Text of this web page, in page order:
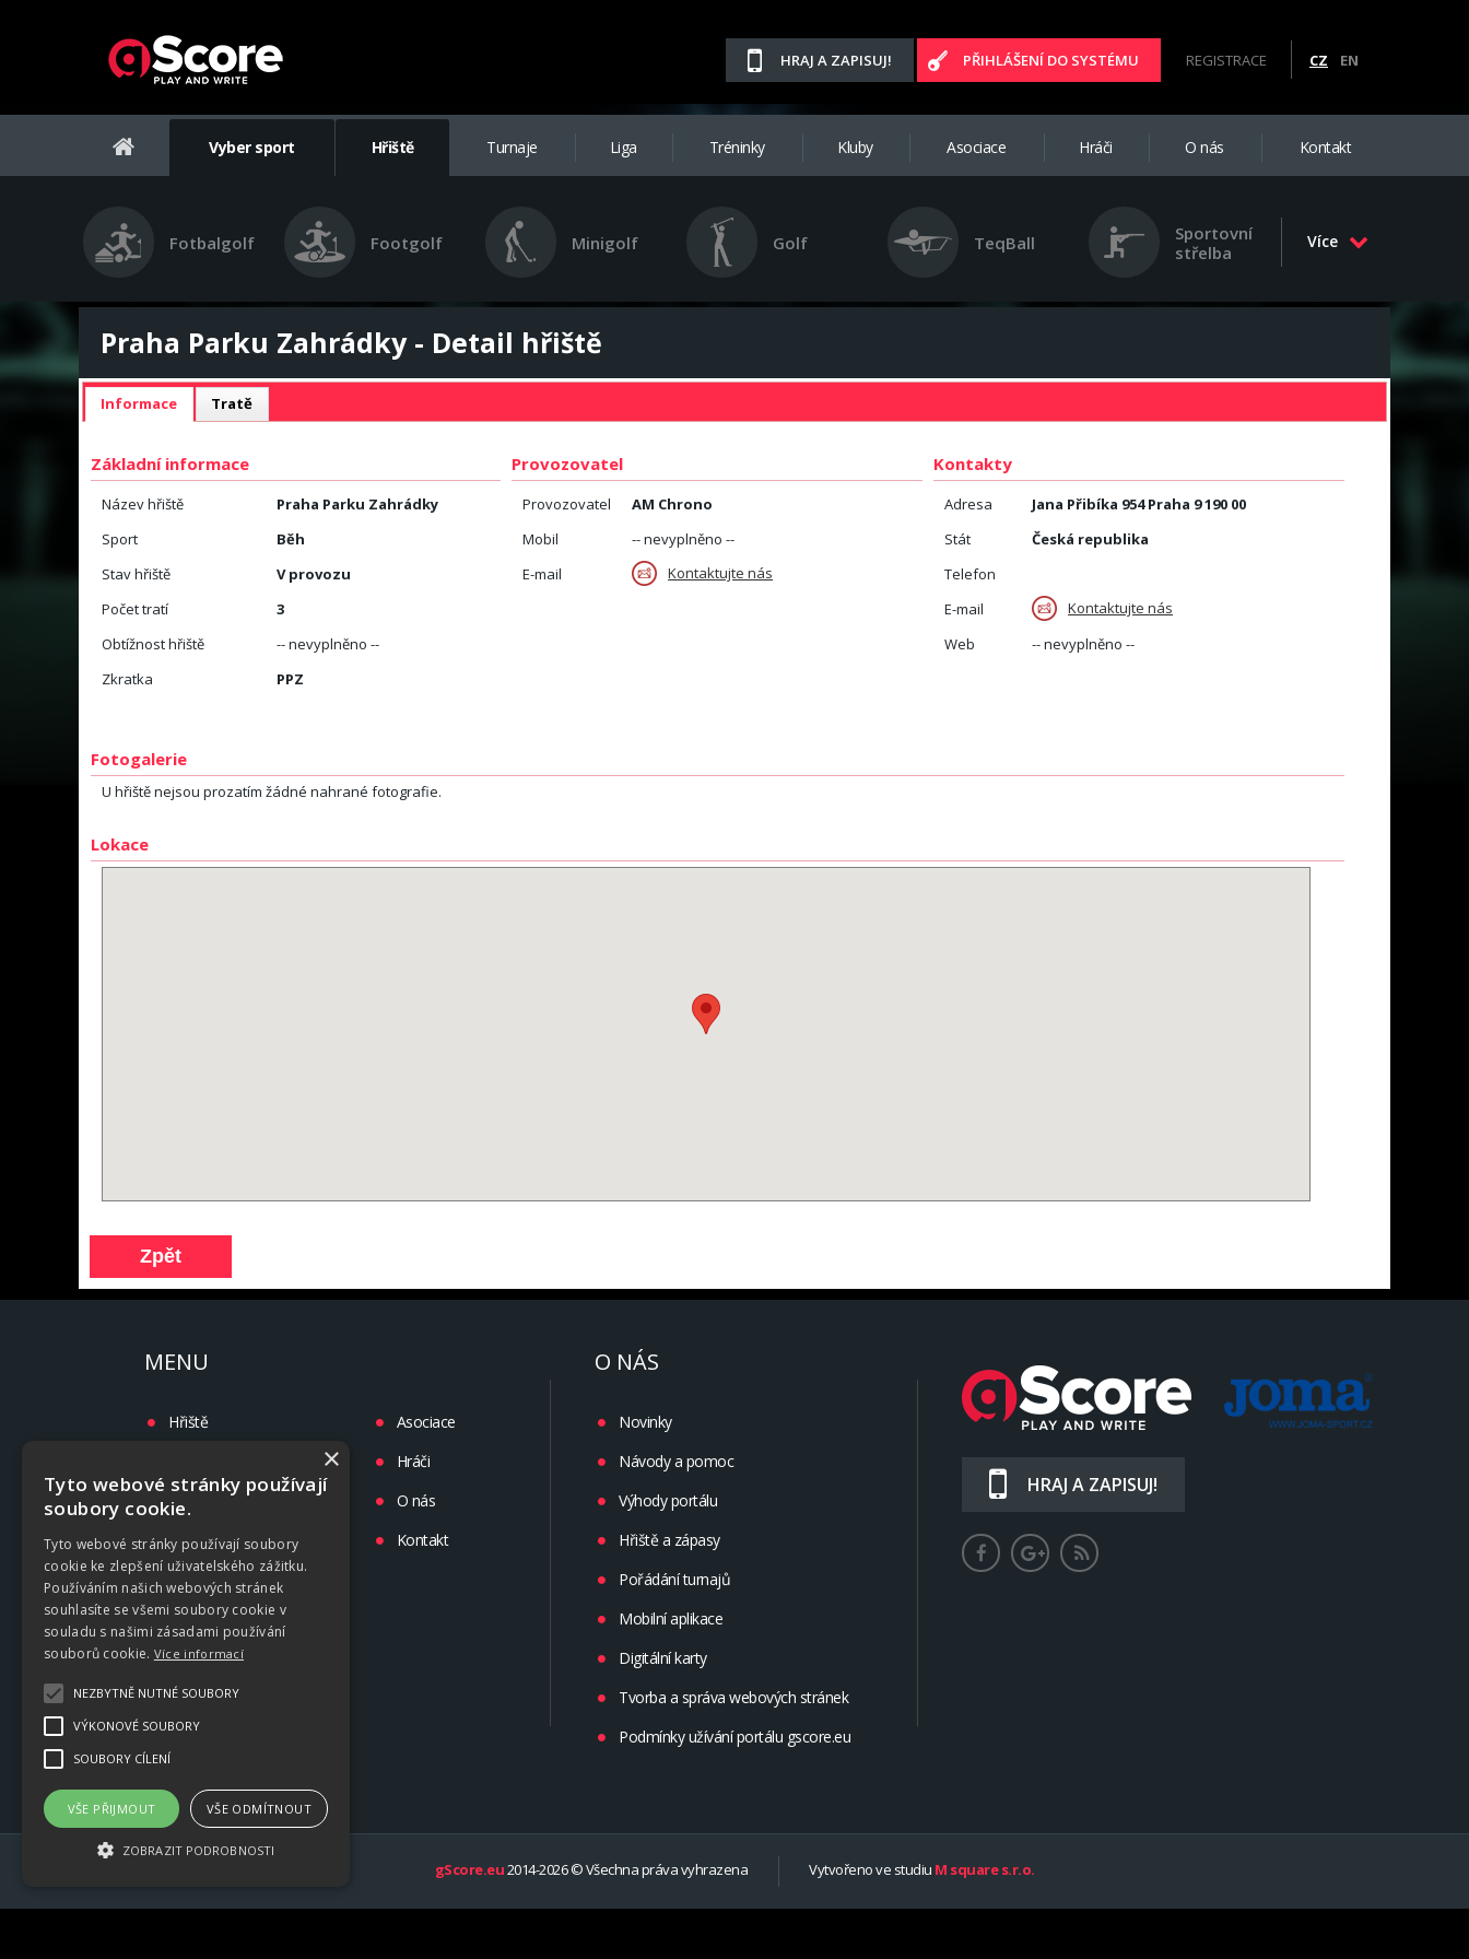
HRAJ A ZAPISUJ! PŘIHLÁŠENÍ DO SYSTÉMU REGISTRACE CZ EN
Vyber sport Hřiště Turnaje Liga Tréninky Kluby Asociace Hráči O nás Kontakt
Fotbalgolf Footgolf Minigolf Golf TeqBall
Sportovní
střelba
Více
Praha Parku Zahrádky - Detail hřiště
Informace Tratě
Základní informace
Název hřiště
Praha Parku Zahrádky
Sport
Běh
Stav hřiště
V provozu
Počet tratí
3
Obtížnost hřiště
-- nevyplněno --
Zkratka
PPZ
Provozovatel
Provozovatel
AM Chrono
Mobil
-- nevyplněno --
E-mail
Kontaktujte nás
Kontakty
Adresa
Jana Přibíka 954 Praha 9 190 00
Stát
Česká republika
Telefon
E-mail
Kontaktujte nás
Web
-- nevyplněno --
Fotogalerie
U hřiště nejsou prozatím žádné nahrané fotografie.
Lokace
MENU
Hřiště
Liga
Tréninky
Kluby
Asociace
Hráči
O nás
Kontakt
O NÁS
Novinky
Návody a pomoc
Výhody portálu
Hřiště a zápasy
Pořádání turnajů
Mobilní aplikace
Digitální karty
Tvorba a správa webových stránek
Podmínky užívání portálu gscore.eu
HRAJ A ZAPISUJ!
gScore.eu2014-2026 © Všechna práva vyhrazena Vytvořeno ve studiu M square s.r.o.
×
Tyto webové stránky používají
soubory cookie.
Tyto webové stránky používají soubory
cookie ke zlepšení uživatelského zážitku.
Používáním našich webových stránek
souhlasíte se všemi soubory cookie v
souladu s našimi zásadami používání
souborů cookie. Více informací
NEZBYTNĚ NUTNÉ SOUBORY
VÝKONOVÉ SOUBORY
SOUBORY CÍLENÍ
VŠE PŘIJMOUT VŠE ODMÍTNOUT
ZOBRAZIT PODROBNOSTI